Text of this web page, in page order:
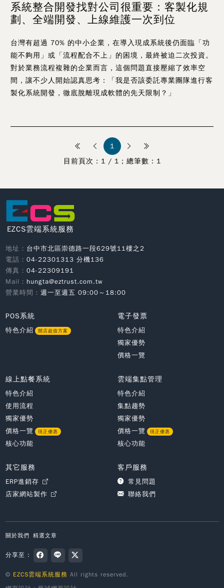
系統整合開發找對公司很重要：客製化規
劃、全端開發、上線維護一次到位
台灣有超過 70% 的中小企業，在導入現成系統後仍面臨「功
能不夠用」或「流程配合不上」的困境，最終被迫二次投資。
對於業務流程複雜的企業而言，這個問題直接壓縮了效率空
間，讓不少人開始認真思考：「我是否該委託專業團隊進行客
製化系統開發，徹底脫離現成軟體的先天限制？」
1
目前頁次：1 / 1；總筆數：1
EZCS雲端系統服務
地址： 台中市北區崇德路一段629號11樓之2
電話： 04-22301313 分機136
傳真： 04-22309191
Mail： hungta@eztrust.com.tw
營業時間： 週一至週五 09:00～ 18:00
POS系統
特色介紹 開店超值方案
電子發票
特色介紹
獨家優勢
價格一覽
線上點餐系統
特色介紹
使用流程
獨家優勢
價格一覽
現正優惠
核心功能
雲端集點管理
特色介紹
集點趨勢
獨家優勢
價格一覽
現正優惠
核心功能
其它服務
ERP進銷存
店家網站製作
客戶服務
常見問題
聯絡我們
關於我們 精選文章
分享至 :
© EZCS雲端系統服務 All rights reserved.